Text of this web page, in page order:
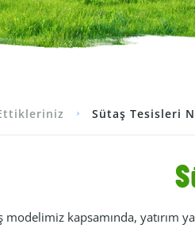
Sütaş Tesisleri
modelimiz kapsamında, yatırım